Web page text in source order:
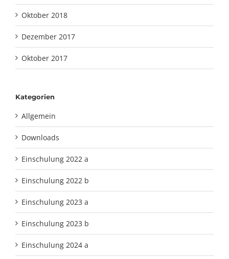
Oktober 2018
Dezember 2017
Oktober 2017
Kategorien
Allgemein
Downloads
Einschulung 2022 a
Einschulung 2022 b
Einschulung 2023 a
Einschulung 2023 b
Einschulung 2024 a